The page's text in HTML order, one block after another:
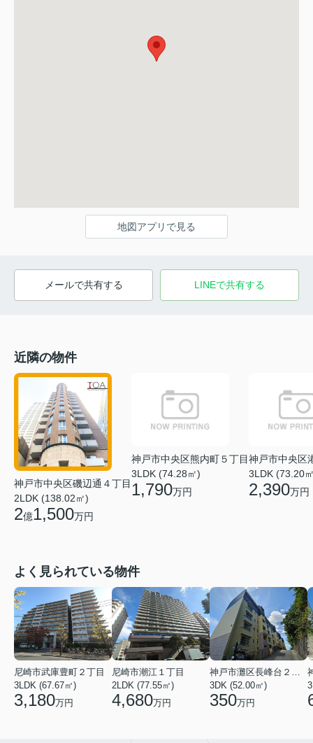
地図アプリで見る
メールで共有する LINEで共有する
近隣の物件
神戸市中央区磯辺通４丁目
2LDK (138.02㎡)
2億1,500万円
神戸市中央区熊内町５丁目
3LDK (74.28㎡)
1,790万円
神戸市中央区
3LDK (73.20
2,390万円
よく見られている物件
尼崎市武庫豊町２丁目
3LDK (67.67㎡)
3,180万円
尼崎市潮江１丁目
2LDK (77.55㎡)
4,680万円
3DK (52.00㎡)
350万円